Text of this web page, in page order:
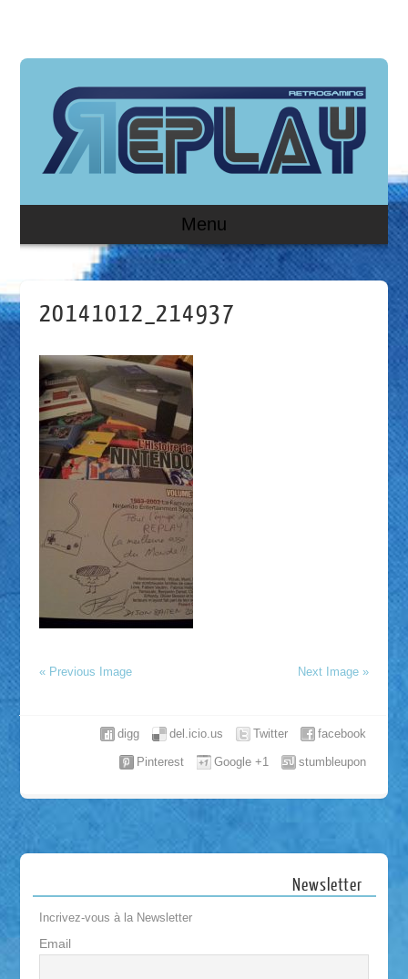
Menu
20141012_214937
« Previous Image Next Image »
facebook
Twitter
del.icio.us
digg
stumbleupon
Google +1
Pinterest
Newsletter
Incrivez-vous à la Newsletter
Email